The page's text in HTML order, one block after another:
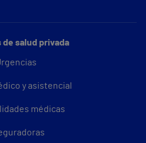
salud privada
y asistencial
médicas